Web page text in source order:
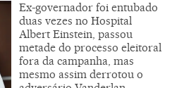
Ex-governador foi entubado
duas vezes no Hospital
Albert Einstein, passou
metade do processo eleitoral
fora da campanha, mas
mesmo assim derrotou o